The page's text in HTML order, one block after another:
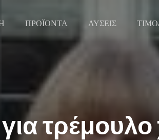
ΠΡΟΪΟΝΤΑ ΛΥΣΕΙΣ
τρέμουλο